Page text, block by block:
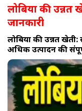
लोबिया की
जानकारी
लोबिया की उन्नत
अधिक उत्पादन की